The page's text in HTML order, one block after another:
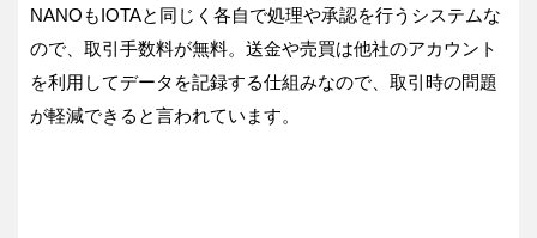
NANOもIOTAと同じく各自で処理や承認を行うシステムな
ので、取引手数料が無料。送金や売買は他社のアカウント
を利用してデータを記録する仕組みなので、取引時の問題
が軽減できると言われています。